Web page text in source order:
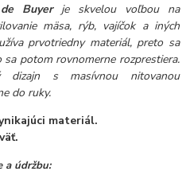
de Buyerje skvelou voľbou na
mäsa, rýb, vajíčok a iných
prvotriedny materiál, preto sa
potom rovnomerne rozprestiera.
dizajn s masívnou nitovanou
do ruky.
materiál.
a údržbu: